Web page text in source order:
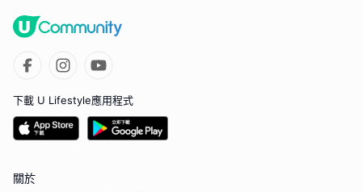
下載 U Lifestyle應用程式
關於